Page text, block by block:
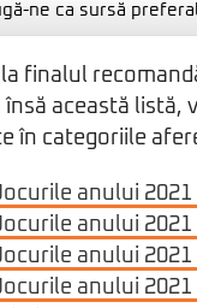
ne ca sursă
la finalul
însă această
în categoriile
anului
anului
anului
anului